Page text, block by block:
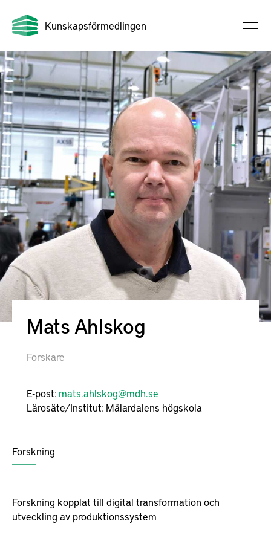
Kunskapsförmedlingen
Mats Ahlskog
Forskare
E-post: mats.ahlskog@mdh.se
Lärosäte/Institut: Mälardalens högskola
Forskning
Forskning kopplat till digital transformation och
utveckling av produktionssystem